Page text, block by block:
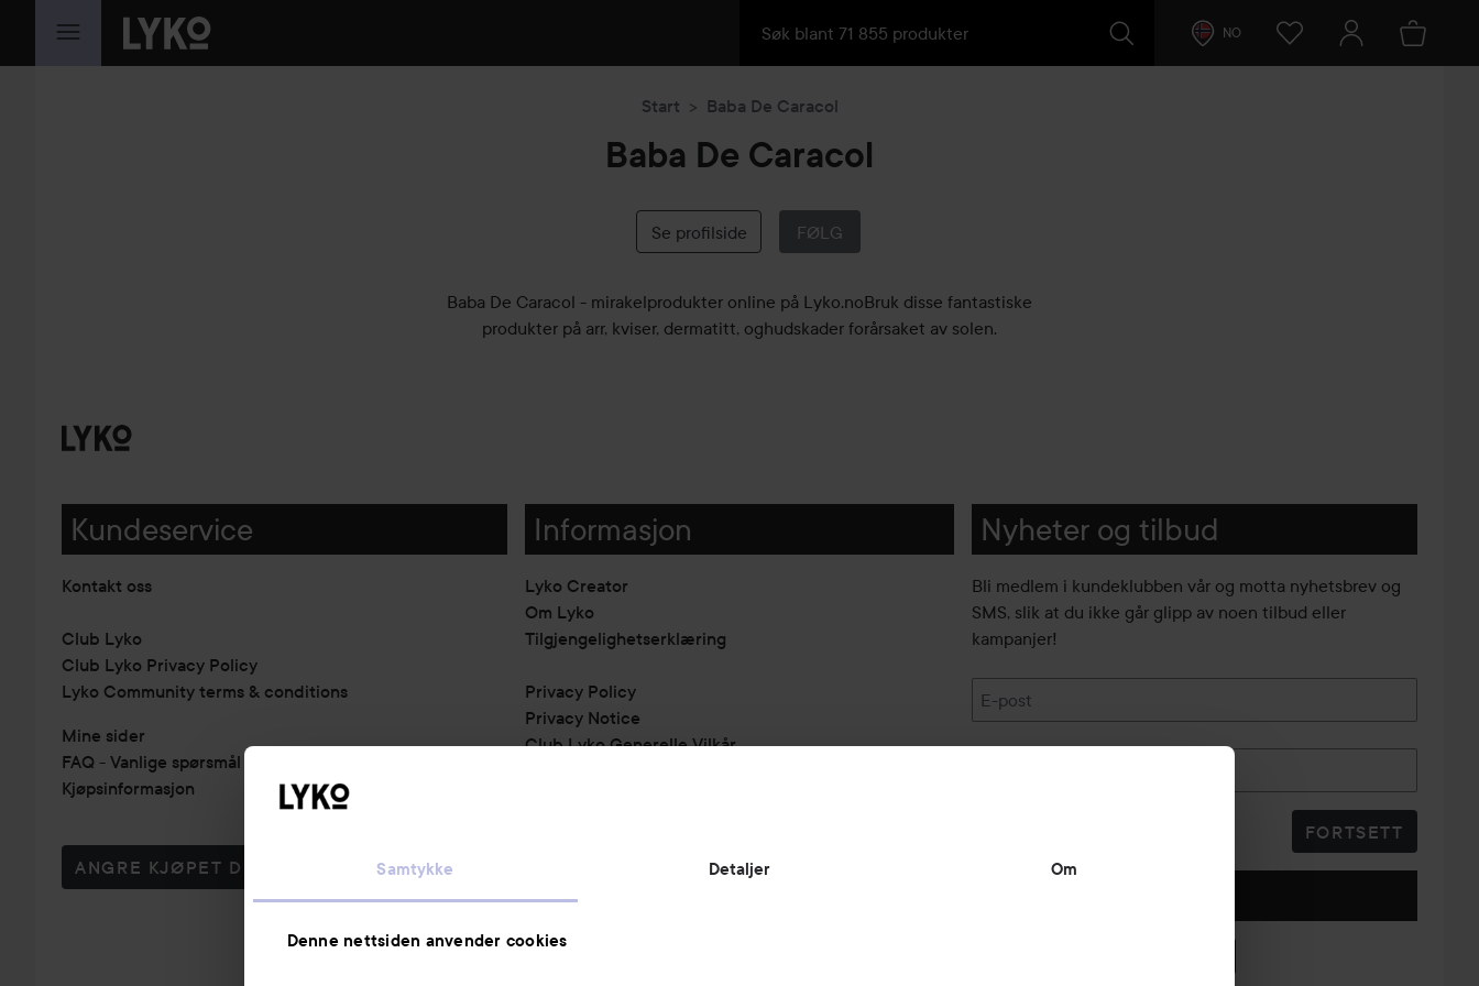
Samtykke Detaljer Om
Denne nettsiden anvender cookies
GÅ TIL INNHOLD NO
Start Baba De Caracol
Baba De Caracol
Se profilside FØLG
Baba De Caracol - mirakelprodukter online på Lyko.noBruk disse fantastiske
produkter på arr, kviser, dermatitt, oghudskader forårsaket av solen.
Kundeservice
Kontakt oss
Club Lyko
Club Lyko Privacy Policy
Lyko Community terms & conditions
Mine sider
FAQ - Vanlige spørsmål & svar
Kjøpsinformasjon
ANGRE KJØPET DITT
Informasjon
Lyko Creator
Om Lyko
Tilgjengelighetserklæring
Privacy Policy
Privacy Notice
Club Lyko Generelle Vilkår
Rabattkoder
Helthjem
Nyheter og tilbud
Bli medlem i kundeklubben vår og motta nyhetsbrev og
SMS, slik at du ikke går glipp av noen tilbud eller
kampanjer!
E-post
FORTSETT